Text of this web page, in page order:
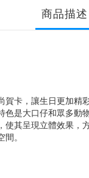
商品描述
卡，讓生日更加精彩
色是大口仔和眾多動
使其呈現立體效果，
。